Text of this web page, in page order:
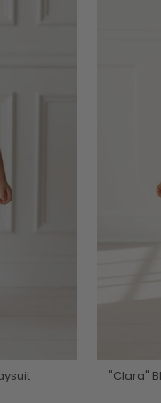
"Clara"